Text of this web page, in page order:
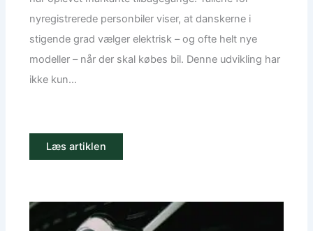
nyregistrerede personbiler viser, at danskerne i
stigende grad vælger elektrisk – og ofte helt nye
modeller – når der skal købes bil. Denne udvikling har
ikke kun...
Læs artiklen